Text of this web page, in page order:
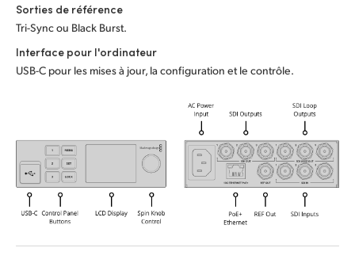
United Kingdom
United States
Sorties de référence
Tri-Sync ou Black Burst.
Interface pour l'ordinateur
USB-C pour les mises à jour, la configuration et le contrôle.